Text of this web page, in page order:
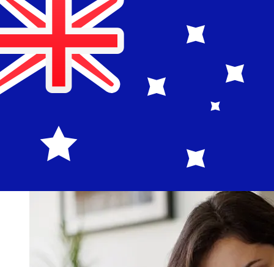
¿Qué tan rápido es un Nagelmackers
EUR para AUD transferencia?
Los tiempos de entrega para transferencias
internacionales con Nagelmackers de Países Miembros
del Euro a Australia varían según el método de pago y el
momento de la transacción. Normalmente, las
transferencias bancarias internacionales tardan entre 1
bancarios y los controles de seguridad también pueden
afectar la entrega. Comprueba los tiempos límite de
Nagelmackerspara evitar retrasos.